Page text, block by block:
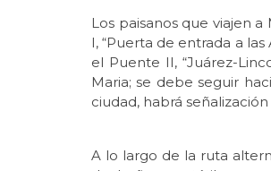
Los paisanos que viajen
I, “Puerta de entrada a
el Puente II, “Juárez-
Maria; se debe seguir
ciudad, habrá
A lo largo de la ruta